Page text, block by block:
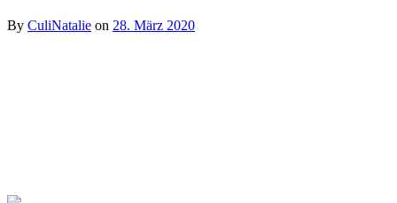
By CuliNatalie on 28. März 2020